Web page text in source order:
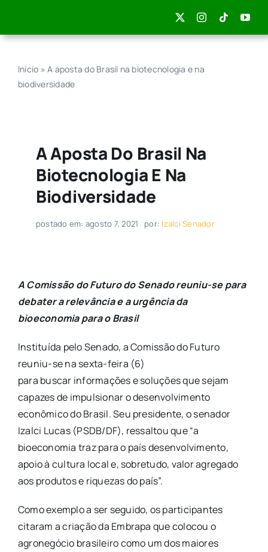
content
Início »A aposta do Brasil na biotecnologia e na
biodiversidade
A Aposta Do Brasil Na
Biotecnologia E Na
Biodiversidade
postado em: agosto 7, 2021 por: Izalci Senador
A Comissão do Futuro do Senado reuniu-se para
debater a relevância e a urgência da
bioeconomia para o Brasil
Instituída pelo Senado, a Comissão do Futuro
reuniu-se na sexta-feira (6)
para buscar informações e soluções que sejam
capazes de impulsionar o desenvolvimento
econômico do Brasil. Seu presidente, o senador
Izalci Lucas (PSDB/DF), ressaltou que “a
bioeconomia traz para o país desenvolvimento,
apoio à cultura local e, sobretudo, valor agregado
aos produtos e riquezas do país”.
Como exemplo a ser seguido, os participantes
citaram a criação da Embrapa que colocou o
agronegócio brasileiro como um dos maiores